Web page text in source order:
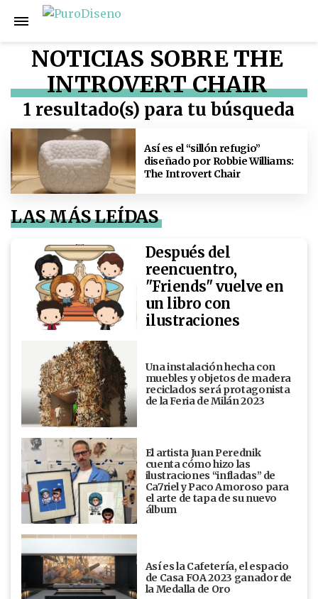
NOTICIAS SOBRE THE
INTROVERT CHAIR
1 resultado(s) para tu búsqueda
Así es el “sillón refugio”
diseñado por Robbie Williams:
The Introvert Chair
LAS MÁS LEÍDAS
Después del
reencuentro,
"Friends" vuelve en
un libro con
ilustraciones
Una instalación hecha con
muebles y objetos de madera
reciclados será protagonista
de la Feria de Milán 2023
El artista Juan Perednik
cuenta cómo hizo las
ilustraciones “infladas” de
Ca7riel y Paco Amoroso para
el arte de tapa de su nuevo
álbum
Así es la Cafetería, el espacio
de Casa FOA 2023 ganador de
la Medalla de Oro